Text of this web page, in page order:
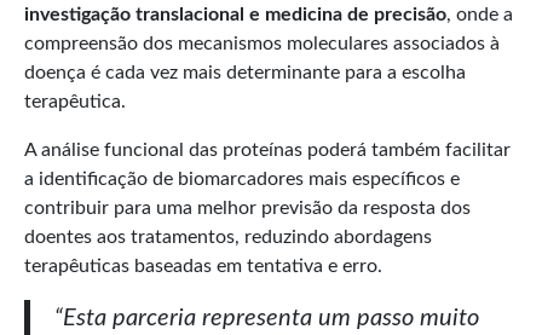
investigação translacional e medicina de precisão, onde a
compreensão dos mecanismos moleculares associados à
doença é cada vez mais determinante para a escolha
terapêutica.
A análise funcional das proteínas poderá também facilitar
a identificação de biomarcadores mais específicos e
contribuir para uma melhor previsão da resposta dos
doentes aos tratamentos, reduzindo abordagens
terapêuticas baseadas em tentativa e erro.
“Esta parceria representa um passo muito